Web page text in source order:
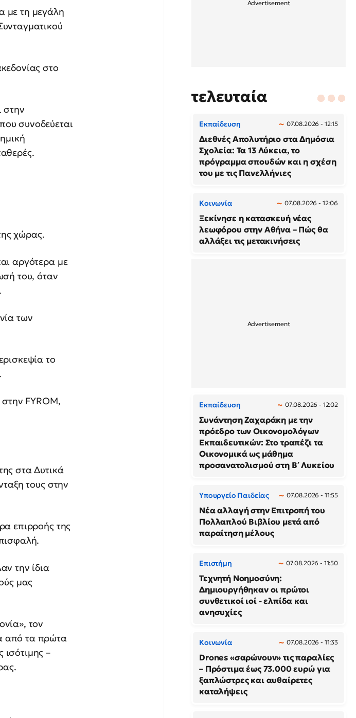
με τη μεγάλη
στο
στην
συνοδεύεται
χώρας.
αργότερα με
του, όταν
των
το
FYROM,
στα Δυτικά
τους στην
επιρροής της
την ίδια
μας
τον
από τα πρώτα
–
τελευταία
Εκπαίδευση 07.08.2026 - 12:15
Διεθνές Απολυτήριο στα Δημόσια
Σχολεία: Τα 13 Λύκεια, το
πρόγραμμα σπουδών και η σχέση
του με τις Πανελλήνιες
Κοινωνία 07.08.2026 - 12:06
Ξεκίνησε η κατασκευή νέας
λεωφόρου στην Αθήνα – Πώς θα
αλλάξει τις μετακινήσεις
Εκπαίδευση 07.08.2026 - 12:02
Συνάντηση Ζαχαράκη με την
πρόεδρο των Οικονομολόγων
Εκπαιδευτικών: Στο τραπέζι τα
Οικονομικά ως μάθημα
προσανατολισμού στη Β΄ Λυκείου
Υπουργείο Παιδείας 07.08.2026 - 11:55
Νέα αλλαγή στην Επιτροπή του
Πολλαπλού Βιβλίου μετά από
παραίτηση μέλους
Επιστήμη 07.08.2026 - 11:50
Τεχνητή Νοημοσύνη:
Δημιουργήθηκαν οι πρώτοι
συνθετικοί ιοί - ελπίδα και
ανησυχίες
Κοινωνία 07.08.2026 - 11:33
Drones «σαρώνουν» τις παραλίες
– Πρόστιμα έως 73.000 ευρώ για
ξαπλώστρες και αυθαίρετες
καταλήψεις